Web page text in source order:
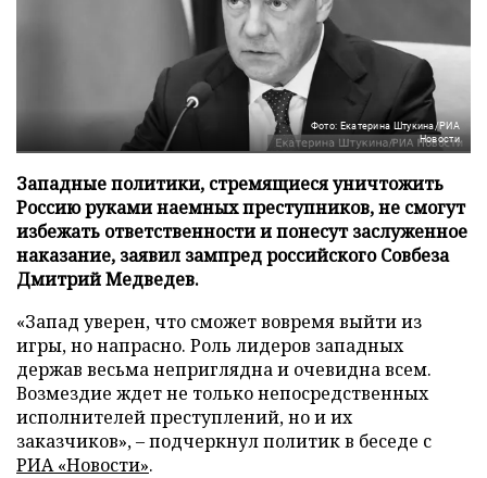
Фото: Екатерина Штукина/РИА
Новости
Западные политики, стремящиеся уничтожить
Россию руками наемных преступников, не смогут
избежать ответственности и понесут заслуженное
наказание, заявил зампред российского Совбеза
Дмитрий Медведев.
«Запад уверен, что сможет вовремя выйти из
игры, но напрасно. Роль лидеров западных
держав весьма неприглядна и очевидна всем.
Возмездие ждет не только непосредственных
исполнителей преступлений, но и их
заказчиков», – подчеркнул политик в беседе с
РИА «Новости».